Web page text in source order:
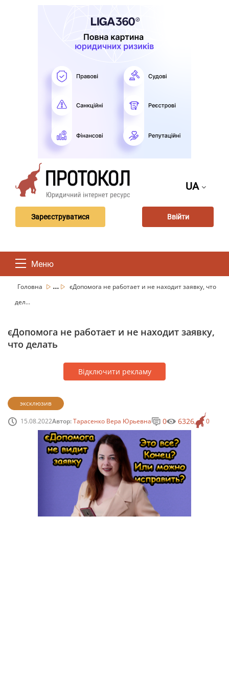
UA
Зареєструватися Ввійти
Меню
Головна ...
єДопомога не работает и не находит заявку, что
дел...
єДопомога не работает и не находит заявку,
что делать
Відключити рекламу
эксклюзив
15.08.2022Автор:Тарасенко Вера Юрьевна 0
0 6326